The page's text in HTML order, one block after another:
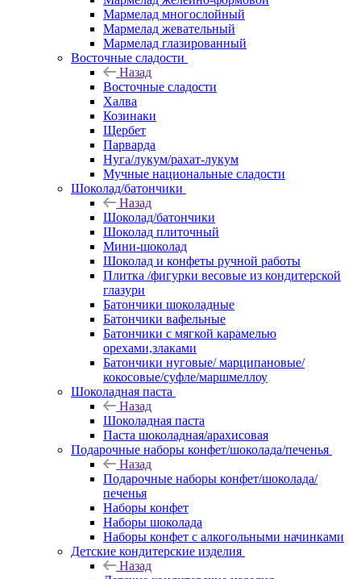
Мармелад многослойный
Мармелад жевательный
Мармелад глазированный
Восточные сладости
Назад
Восточные сладости
Халва
Козинаки
Щербет
Парварда
Нуга/лукум/рахат-лукум
Мучные национальные сладости
Шоколад/батончики
Назад
Шоколад/батончики
Шоколад плиточный
Мини-шоколад
Шоколад и конфеты ручной работы
Плитка /фигурки весовые из кондитерской
глазури
Батончики шоколадные
Батончики вафельные
Батончики с мягкой карамелью
орехами,злаками
Батончики нуговые/ марципановые/
кокосовые/суфле/маршмеллоу
Шоколадная паста
Назад
Шоколадная паста
Паста шоколадная/арахисовая
Подарочные наборы конфет/шоколада/печенья
Назад
Подарочные наборы конфет/шоколада/
печенья
Наборы конфет
Наборы шоколада
Наборы конфет с алкогольными начинками
Детские кондитерские изделия
Назад